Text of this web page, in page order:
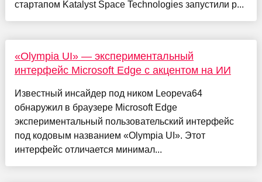
стартапом Katalyst Space Technologies запустили р...
«Olympia UI» — экспериментальный
интерфейс Microsoft Edge с акцентом на ИИ
Известный инсайдер под ником Leopeva64
обнаружил в браузере Microsoft Edge
экспериментальный пользовательский интерфейс
под кодовым названием «Olympia UI». Этот
интерфейс отличается минимал...